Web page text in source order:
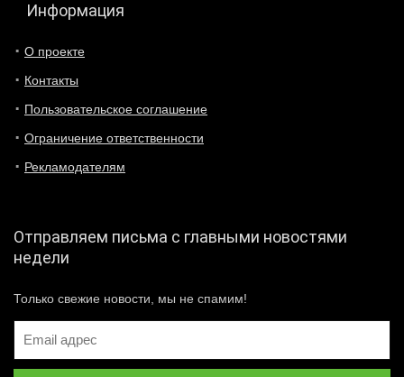
Информация
О проекте
Контакты
Пользовательское соглашение
Ограничение ответственности
Рекламодателям
Отправляем письма с главными новостями
недели
Только свежие новости, мы не спамим!